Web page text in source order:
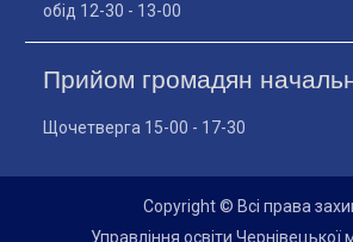
обід 12-30 - 13-00
Прийом громадян
Щочетверга 15-00 - 17-30
Copyright © Всі права
Управління освіти Чернівецької